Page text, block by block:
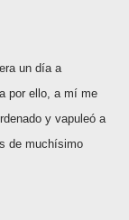
un día a
por ello, a mí me
y vapuleó a
de muchísimo